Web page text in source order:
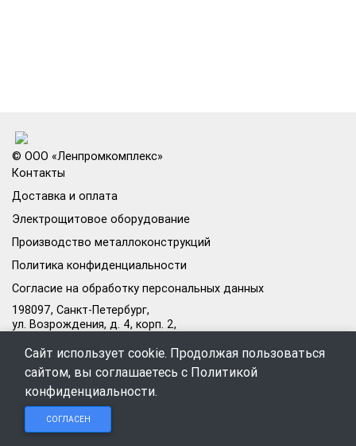
© ООО «Ленпромкомплекс»
Контакты
Доставка и оплата
Электрощитовое оборудование
Производство металлоконструкций
Политика конфиденциальности
Согласие на обработку персональных данных
198097, Санкт-Петербург,
ул. Возрождения, д. 4, корп. 2,
Режим работы офиса:
Пн–Пт: 09:00–18:00
+7 (812) 309-98-44
Сайт использует cookie. Продолжая пользоваться
сайтом, вы соглашаетесь с Политикой
конфиденциальности.
СОГЛАСЕН